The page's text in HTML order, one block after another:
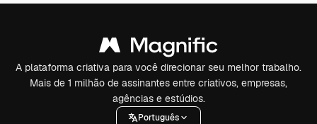
A plataforma criativa para você direcionar seu melhor trabalho.
Mais de 1 milhão de assinantes entre criativos, empresas,
agências e estúdios.
Português